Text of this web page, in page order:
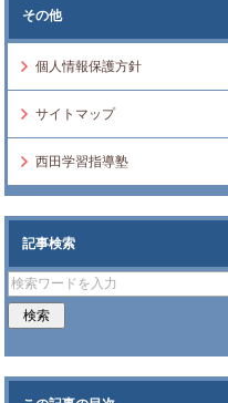
その他
個人情報保護方針
サイトマップ
西田学習指導塾
記事検索